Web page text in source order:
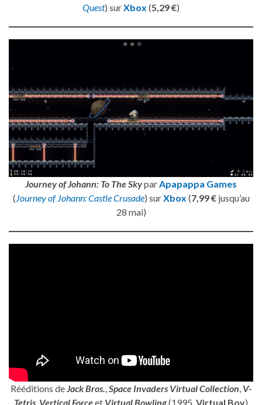
Quest) surXbox (5,29 €)
Journey of Johann: To The SkyparApapappa Games
(Journey of Johann: Castle Crusade) surXbox (7,99 €jusqu’au
28 mai)
Rééditions deJack Bros.,Space Invaders Virtual Collection, V-
Tetris, Vertical Forceet Virtual Bowling(1995,Virtual Boy)